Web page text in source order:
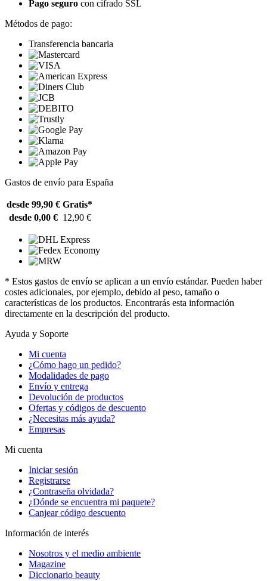
Pago seguro con cifrado SSL
Métodos de pago:
Transferencia bancaria
Gastos de envío para España
desde 99,90 € Gratis*
desde 0,00 € 12,90 €
* Estos gastos de envío se aplican a un envío estándar. Pueden haber
costes adicionales, por ejemplo, debido al peso, tamaño o
características de los productos. Encontrarás esta información
directamente en la descripción del producto.
Ayuda y Soporte
Mi cuenta
¿Cómo hago un pedido?
Modalidades de pago
Envío y entrega
Devolución de productos
Ofertas y códigos de descuento
¿Necesitas más ayuda?
Empresas
Mi cuenta
Iniciar sesión
Registrarse
¿Contraseña olvidada?
¿Dónde se encuentra mi paquete?
Canjear código descuento
Información de interés
Nosotros y el medio ambiente
Magazine
Diccionario beauty